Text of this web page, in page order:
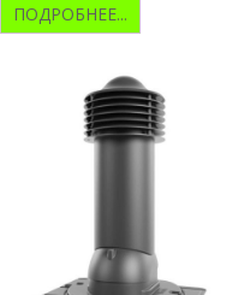
ПОДРОБНЕЕ...